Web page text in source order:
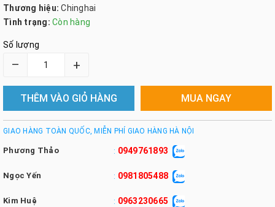
Thương hiệu: Chinghai
Tình trạng: Còn hàng
Số lượng
– +
THÊM VÀO GIỎ HÀNG MUA NGAY
GIAO HÀNG TOÀN QUỐC, MIỄN PHÍ GIAO HÀNG HÀ NỘI
Phương Thảo : 0949761893
Ngọc Yến : 0981805488
Kim Huệ : 0963230665